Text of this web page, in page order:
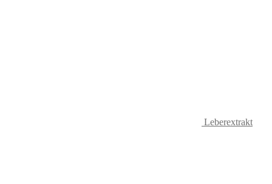
Leberextrakt